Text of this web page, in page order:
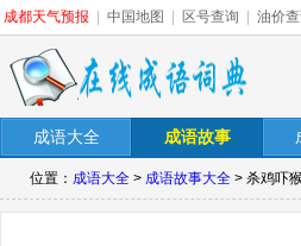
成都天气预报 中国地图 区号查询 油价
成语大全 成语故事
位置： 成语大全 > 成语故事大全 > 杀鸡吓